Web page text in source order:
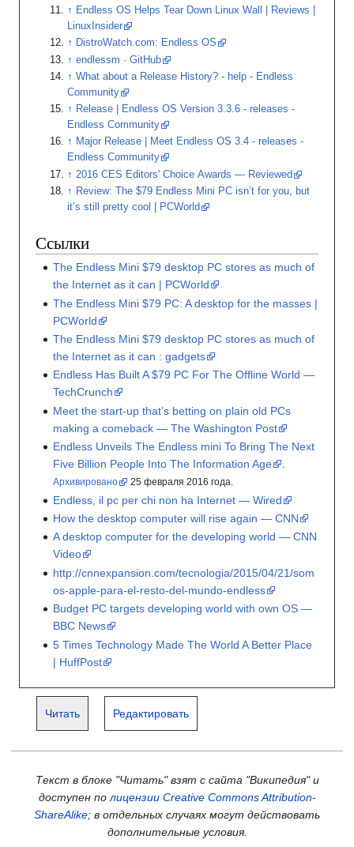
Endless OS Helps Tear Down Linux Wall | Reviews |
LinuxInsider
DistroWatch.com: Endless OS
endlessm · GitHub
What about a Release History? - help - Endless
Community
Release | Endless OS Version 3.3.6 - releases -
Endless Community
Major Release | Meet Endless OS 3.4 - releases -
Endless Community
2016 CES Editors' Choice Awards — Reviewed
Review: The $79 Endless Mini PC isn’t for you, but
it’s still pretty cool | PCWorld
Ссылки
The Endless Mini $79 desktop PC stores as much of
the Internet as it can | PCWorld
The Endless Mini $79 PC: A desktop for the masses |
PCWorld
The Endless Mini $79 desktop PC stores as much of
the Internet as it can : gadgets
Endless Has Built A $79 PC For The Offline World —
TechCrunch
Meet the start-up that’s betting on plain old PCs
making a comeback — The Washington Post
Endless Unveils The Endless mini To Bring The Next
Five Billion People Into The Information Age
.
Архивировано 25 февраля 2016 года.
Endless, il pc per chi non ha Internet — Wired
How the desktop computer will rise again — CNN
A desktop computer for the developing world — CNN
Video
http://cnnexpansion.com/tecnologia/2015/04/21/som
os-apple-para-el-resto-del-mundo-endless
Budget PC targets developing world with own OS —
BBC News
5 Times Technology Made The World A Better Place
| HuffPost
Читать Редактировать
Текст в блоке "Читать" взят с сайта "Википедия" и
доступен по лицензии Creative Commons Attribution-
ShareAlike; в отдельных случаях могут действовать
дополнительные условия.